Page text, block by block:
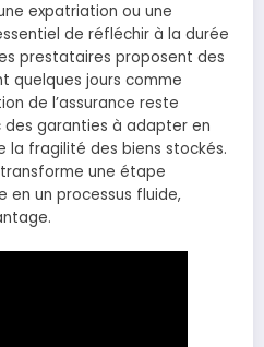
expatriation ou une
de réfléchir à la durée
prestataires proposent des
quelques jours comme
de l’assurance reste
garanties à adapter en
la fragilité des biens stockés.
une étape
un processus fluide,